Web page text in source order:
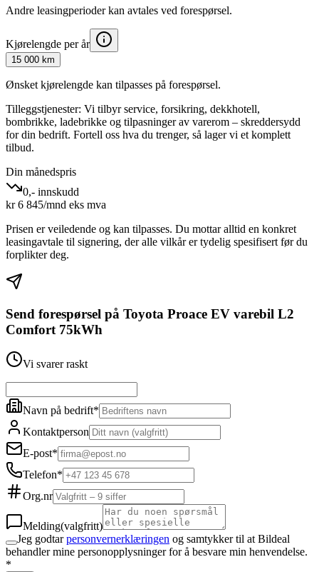
Andre leasingperioder kan avtales ved forespørsel.
Kjørelengde per år
15 000 km
Ønsket kjørelengde kan tilpasses på forespørsel.
Tilleggstjenester: Vi tilbyr service, forsikring, dekkhotell,
bombrikke, ladebrikke og tilpasninger av varerom – skreddersydd
for din bedrift. Fortell oss hva du trenger, så lager vi et komplett
tilbud.
Din månedspris
0,- innskudd
kr6 845/mnd eks mva
Prisen er veiledende og kan tilpasses. Du mottar alltid en konkret
leasingavtale til signering, der alle vilkår er tydelig spesifisert før du
forplikter deg.
Send forespørsel på Toyota Proace EV varebil L2
Comfort 75kWh
Vi svarer raskt
Navn på bedrift*
Kontaktperson
E-post*
Telefon*
Org.nr
Melding(valgfritt)
Jeg godtar personvernerklæringen og samtykker til at Bildeal
behandler mine personopplysninger for å besvare min henvendelse.
*